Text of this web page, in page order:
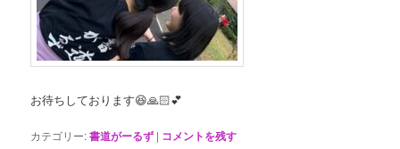
お待ちしております😆🙏🏻💕
カテゴリー:書道がーるず | コメントを残す